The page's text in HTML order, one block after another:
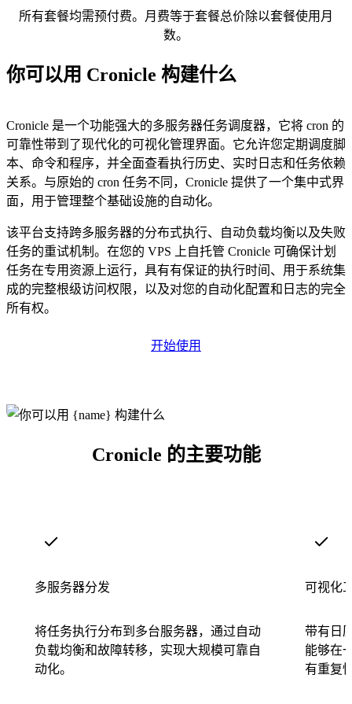
所有套餐均需预付费。月费等于套餐总价除以套餐使用月
数。
你可以用 Cronicle 构建什么
Cronicle 是一个功能强大的多服务器任务调度器，它将 cron 的
可靠性带到了现代化的可视化管理界面。它允许您定期调度脚
本、命令和程序，并全面查看执行历史、实时日志和任务依赖
关系。与原始的 cron 任务不同，Cronicle 提供了一个集中式界
面，用于管理整个基础设施的自动化。
该平台支持跨多服务器的分布式执行、自动负载均衡以及失败
任务的重试机制。在您的 VPS 上自托管 Cronicle 可确保计划
任务在专用资源上运行，具有有保证的执行时间、用于系统集
成的完整根级访问权限，以及对您的自动化配置和日志的完全
所有权。
开始使用
Cronicle 的主要功能
多服务器分发
将任务执行分布到多台服务器，通过自动
负载均衡和故障转移，实现大规模可靠自
动化。
可视化
带有日
能够在
有重复